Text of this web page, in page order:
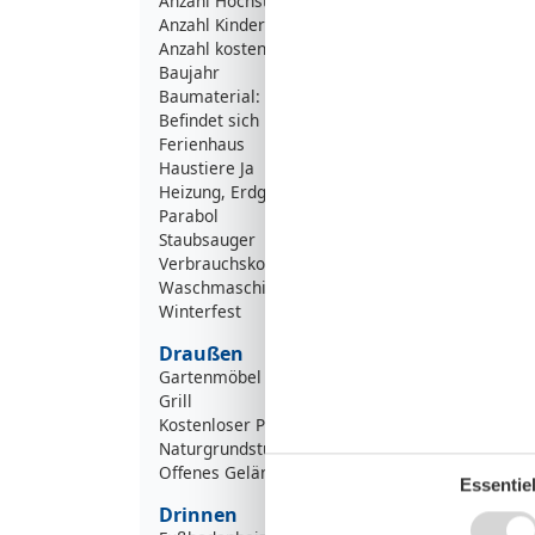
Anzahl Kinderbetten
Anzahl kostenloser Kinder (<4 Jahre)
Baujahr
Baumaterial: Holz
Befindet sich in Schönhagen
Ferienhaus
Haustiere Ja
Heizung, Erdgas
Parabol
Staubsauger
Verbrauchskosten exkl.
Waschmaschine
Winterfest
Draußen
Gartenmöbel
Grill
Kostenloser Parkplatz auf dem Gelände
Naturgrundstück
Offenes Gelände
Drinnen